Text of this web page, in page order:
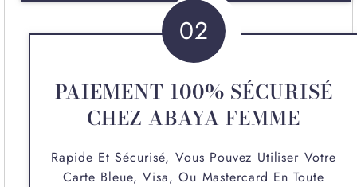
02
PAIEMENT 100% SÉCURISÉ
CHEZ ABAYA FEMME
Rapide Et Sécurisé, Vous Pouvez Utiliser Votre
Carte Bleue, Visa, Ou Mastercard En Toute